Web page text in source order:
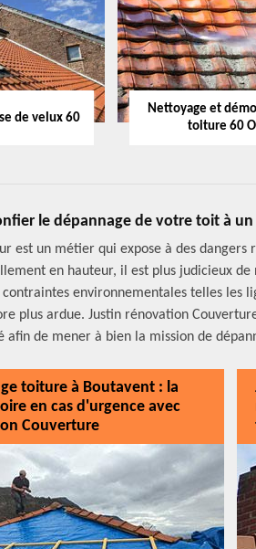
de velux 60
Nettoyage et
toiture 60
le dépannage de votre toit à
est un métier qui expose à des dangers
en hauteur, il est plus judicieux
environnementales telles les
plus ardue. Justin rénovation
afin de mener à bien la mission de
toiture à Boutavent : la
en cas d'urgence avec
Couverture